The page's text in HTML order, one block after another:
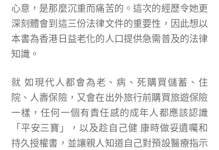
心意，是那麼沉重而痛苦的。這次的經歷令她更
深刻體會到這三份法律文件的重要性，因此想以
本書為香港日益老化的人口提供急需普及的法律
知識。
就 如現代人都會為老、病、死購買儲蓄、住
院、人壽保險，又會在出外旅行前購買旅遊保險
一樣，任何一個有責任感的成年人都應該認識
「平安三寶」，以及趁自己健 康時做妥遺囑和
持久授權書，並讓親人知道自己對預設醫療指示